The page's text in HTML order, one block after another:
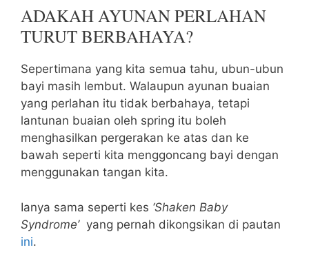
ADAKAH AYUNAN PERLAHAN
TURUT BERBAHAYA?
Sepertimana yang kita semua tahu, ubun-ubun
bayi masih lembut. Walaupun ayunan buaian
yang perlahan itu tidak berbahaya, tetapi
lantunan buaian oleh spring itu boleh
menghasilkan pergerakan ke atas dan ke
bawah seperti kita menggoncang bayi dengan
menggunakan tangan kita.
Ianya sama seperti kes ‘Shaken Baby
Syndrome’yang pernah dikongsikan di pautan
ini.